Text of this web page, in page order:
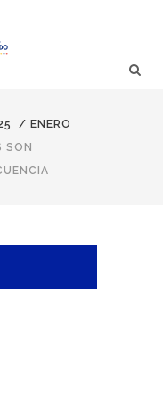
/ ENERO
SON